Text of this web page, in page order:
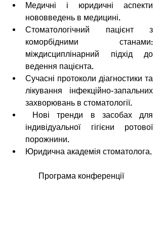
Медичні і юридичні аспекти
нововведень в медицині.
Стоматологічний пацієнт з
коморбідними станами:
міждисциплінарний підхід до
ведення пацієнта.
Сучасні протоколи діагностики та
лікування інфекційно-запальних
захворювань в стоматології.
індивідуальної гігієни ротової
порожнини.
Юридична академія стоматолога.
Програма конференції